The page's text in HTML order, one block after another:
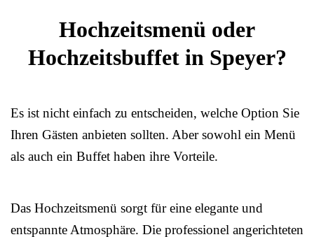
Hochzeitsmenü oder
Hochzeitsbuffet in Speyer?
Es ist nicht einfach zu entscheiden, welche Option Sie
Ihren Gästen anbieten sollten. Aber sowohl ein Menü
als auch ein Buffet haben ihre Vorteile.
Das Hochzeitsmenü sorgt für eine elegante und
entspannte Atmosphäre. Die professionel angerichteten